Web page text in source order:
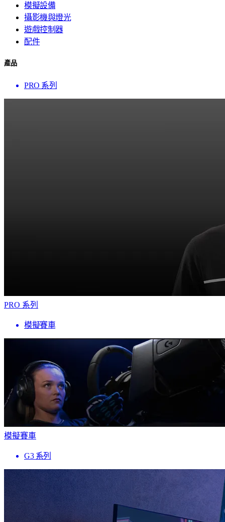
模擬設備
攝影機與燈光
遊戲控制器
配件
產品
PRO 系列
PRO 系列
模擬賽車
模擬賽車
G3 系列